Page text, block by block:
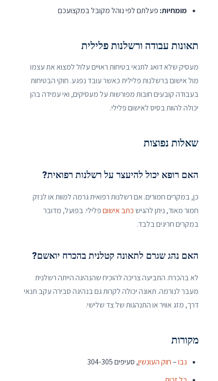
מומחיות: פעלתם לפי נוהל מקובל במקצועכם
תאונות עבודה ורשלנות פלילית
מעסיק שלא דואג לתנאי בטיחות ראויים עלול למצוא את עצמו
מול אישום ברשלנות פלילית כאשר עובד נפגע. חוקי הבטיחות
בעבודה קובעים חובות מפורשות על מעסיקים, ואי עמידה בהן
יכולה להוות בסיס לאישום פלילי.
שאלות נפוצות
האם רופא יכול להיעצר על רשלנות רפואית?
כן, במקרים חמורים. אם רשלנות רפואית גרמה למוות או לנזק
חמור מאוד, ניתן להגיש כתב אישוםפלילי. בפועל, מדובר
במקרים חריגים בלבד.
האם נהג שגרם לתאונה קטלנית בהכרח יואשם?
לא בהכרח. התביעה צריכה להוכיח שהנהיגה הייתה רשלנית
מעבר לנורמה. תאונה יכולה לקרות גם בנהיגה סבירה עקב תנאי
דרך, מזג אוויר או התנהגות של צד שלישי.
מקורות
נבו–חוק העונשין, סעיפים 304-305